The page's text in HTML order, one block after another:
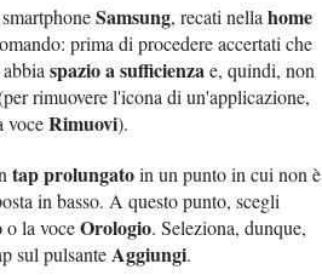
Samsung, recati nella home
prima di procedere accertati che
spazio a sufficienzae, quindi, non
rimuovere l'icona di un'applicazione,
voceRimuovi).
tap prolungatoin un punto in cui non è
in basso. A questo punto, scegli
o la voceOrologio. Seleziona, dunque,
sul pulsanteAggiungi.